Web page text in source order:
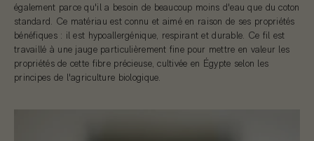
également parce qu'il a besoin de beaucoup moins d'eau que du coton
standard. Ce matériau est connu et aimé en raison de ses propriétés
bénéfiques : il est hypoallergénique, respirant et durable. Ce fil est
travaillé à une jauge particulièrement fine pour mettre en valeur les
propriétés de cette fibre précieuse, cultivée en Égypte selon les
principes de l'agriculture biologique.